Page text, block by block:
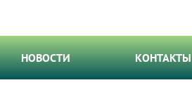
НОВОСТИ КОНТАКТЫ